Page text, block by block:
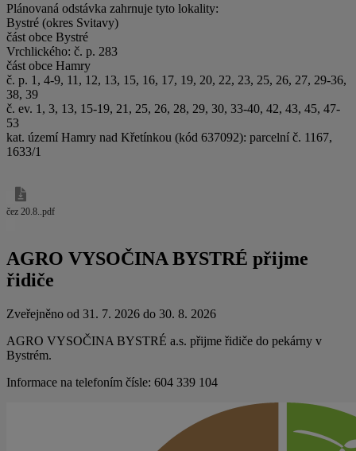
Plánovaná odstávka zahrnuje tyto lokality:
Bystré (okres Svitavy)
část obce Bystré
Vrchlického: č. p. 283
část obce Hamry
č. p. 1, 4-9, 11, 12, 13, 15, 16, 17, 19, 20, 22, 23, 25, 26, 27, 29-36,
38, 39
č. ev. 1, 3, 13, 15-19, 21, 25, 26, 28, 29, 30, 33-40, 42, 43, 45, 47-
53
kat. území Hamry nad Křetínkou (kód 637092): parcelní č. 1167,
1633/1
čez 20.8..pdf
AGRO VYSOČINA BYSTRÉ přijme
řidiče
Zveřejněno od 31. 7. 2026 do 30. 8. 2026
AGRO VYSOČINA BYSTRÉ a.s. přijme řidiče do pekárny v
Bystrém.
Informace na telefoním čísle: 604 339 104